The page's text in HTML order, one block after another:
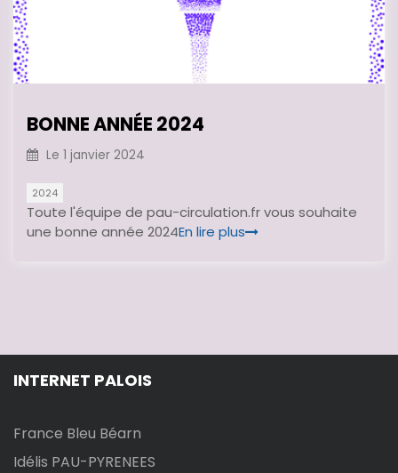
BONNE ANNÉE 2024
Le 1 janvier 2024
2024
Toute l'équipe de pau-circulation.fr vous souhaite
une bonne année 2024En lire plus
INTERNET PALOIS
France Bleu Béarn
Idélis PAU-PYRENEES